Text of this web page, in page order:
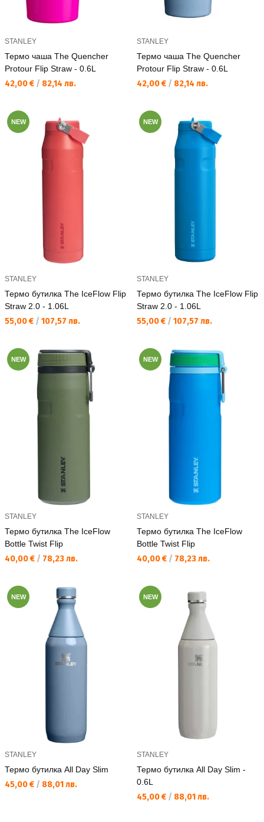
STANLEY
Термо чаша The Quencher
Protour Flip Straw - 0.6L
Текуща цена:
42,00 € / 82,14 лв.
STANLEY
Термо чаша The Quencher
Protour Flip Straw - 0.6L
Текуща цена:
42,00 € / 82,14 лв.
NEW
STANLEY
Термо бутилка The IceFlow Flip
Straw 2.0 - 1.06L
Текуща цена:
55,00 € / 107,57 лв.
NEW
STANLEY
Термо бутилка The IceFlow Flip
Straw 2.0 - 1.06L
Текуща цена:
55,00 € / 107,57 лв.
NEW
STANLEY
Термо бутилка The IceFlow
Bottle Twist Flip
Текуща цена:
40,00 € / 78,23 лв.
NEW
STANLEY
Термо бутилка The IceFlow
Bottle Twist Flip
Текуща цена:
40,00 € / 78,23 лв.
NEW
STANLEY
Термо бутилка All Day Slim
Текуща цена:
45,00 € / 88,01 лв.
NEW
STANLEY
Термо бутилка All Day Slim -
0.6L
Текуща цена:
45,00 € / 88,01 лв.